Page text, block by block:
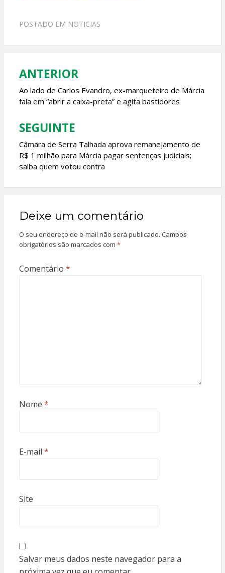
e
o
k
A
p
POSTADO EM NOTICIAS
Navegação
de
Post
ANTERIOR
Ao lado de Carlos Evandro, ex-marqueteiro de Márcia
fala em “abrir a caixa-preta” e agita bastidores
SEGUINTE
Câmara de Serra Talhada aprova remanejamento de
R$ 1 milhão para Márcia pagar sentenças judiciais;
saiba quem votou contra
Deixe um comentário
O seu endereço de e-mail não será publicado. Campos
obrigatórios são marcados com *
Comentário *
Nome *
E-mail *
Site
Salvar meus dados neste navegador para a